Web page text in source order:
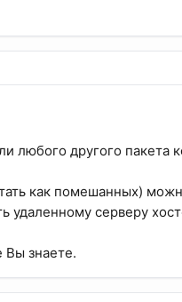
другого пакета
как помешанных)
удаленному серверу
Вы знаете.